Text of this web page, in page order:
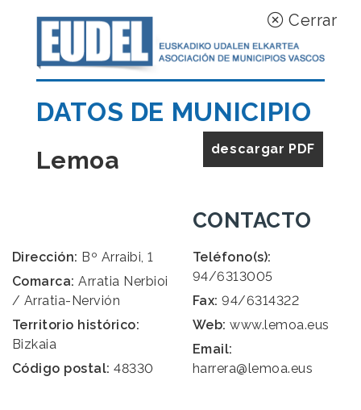
Cerrar
DATOS DE MUNICIPIO
descargar PDF
Lemoa
Dirección: Bº Arraibi, 1
Comarca: Arratia Nerbioi
/ Arratia-Nervión
Territorio histórico:
Bizkaia
Código postal: 48330
CONTACTO
Teléfono(s):
94/6313005
Fax: 94/6314322
Web: www.lemoa.eus
Email:
harrera@lemoa.eus